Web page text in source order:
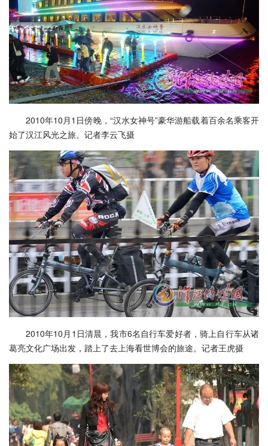
2010年10月1日傍晚，“汉水女神号”豪华游船载着百余名乘客开
始了汉江风光之旅。记者李云飞摄
2010年10月1日清晨，我市6名自行车爱好者，骑上自行车从诸
葛亮文化广场出发，踏上了去上海看世博会的旅途。记者王虎摄